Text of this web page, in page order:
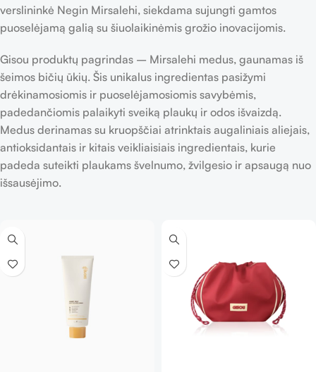
verslininkė Negin Mirsalehi, siekdama sujungti gamtos
puoselėjamą galią su šiuolaikinėmis grožio inovacijomis.
Gisou produktų pagrindas – Mirsalehi medus, gaunamas iš
šeimos bičių ūkių. Šis unikalus ingredientas pasižymi
drėkinamosiomis ir puoselėjamosiomis savybėmis,
padedančiomis palaikyti sveiką plaukų ir odos išvaizdą.
Medus derinamas su kruopščiai atrinktais augaliniais aliejais,
antioksidantais ir kitais veikliaisiais ingredientais, kurie
padeda suteikti plaukams švelnumo, žvilgesio ir apsaugą nuo
išsausėjimo.